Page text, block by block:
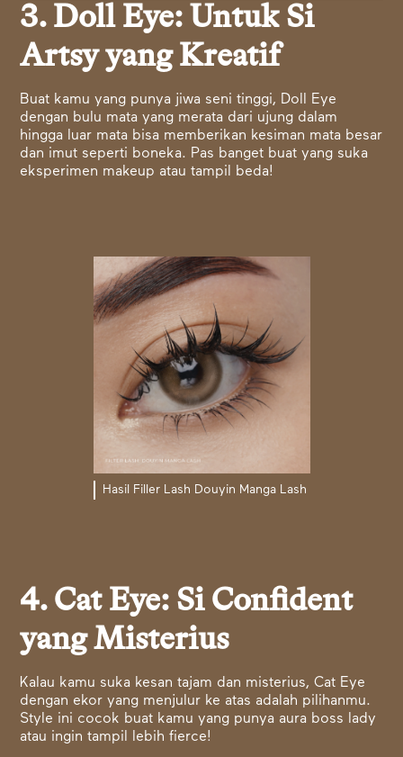
3. Doll Eye: Untuk Si
Artsy yang Kreatif
Buat kamu yang punya jiwa seni tinggi, Doll Eye
dengan bulu mata yang merata dari ujung dalam
hingga luar mata bisa memberikan kesiman mata besar
dan imut seperti boneka. Pas banget buat yang suka
eksperimen makeup atau tampil beda!
Hasil Filler Lash Douyin Manga Lash
4. Cat Eye: Si Confident
yang Misterius
Kalau kamu suka kesan tajam dan misterius, Cat Eye
dengan ekor yang menjulur ke atas adalah pilihanmu.
Style ini cocok buat kamu yang punya aura boss lady
atau ingin tampil lebih fierce!